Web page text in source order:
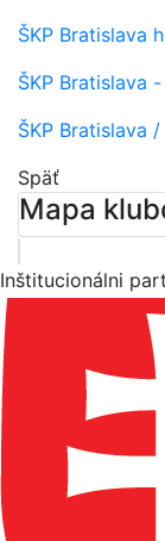
ŠKP Bratislava
ŠKP Bratislava
ŠKP Bratislava
Späť
Mapa
−
Inštitucionálni